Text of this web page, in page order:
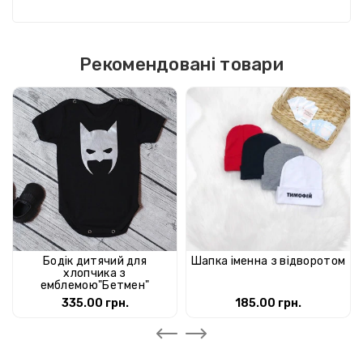
Рекомендовані товари
Бодік дитячий для
хлопчика з
емблемою"Бетмен"
335.00 грн.
Шапка іменна з відворотом
185.00 грн.